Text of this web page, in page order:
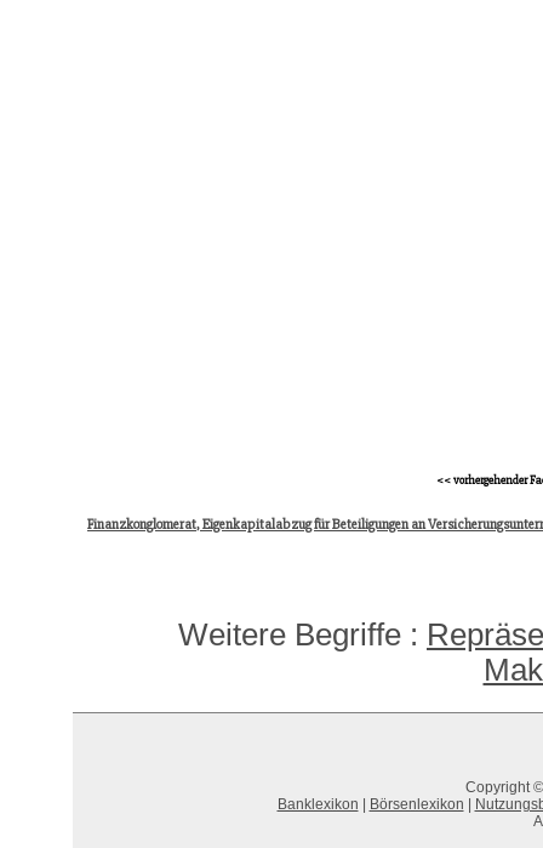
<< vorhergehender
Finanzkonglomerat, Eigenkapitalabzug für Beteiligungen an
Weitere Begriffe :
Copyright
Banklexikon
Börsenlexikon